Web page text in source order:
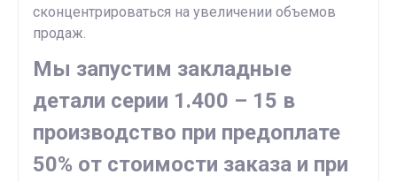
сконцентрироваться на увеличении объемов
продаж.
Мы запустим закладные
детали серии 1.400 – 15 в
производство при предоплате
50% от стоимости заказа и при